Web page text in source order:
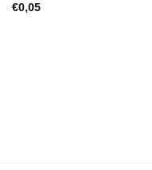
€0,05